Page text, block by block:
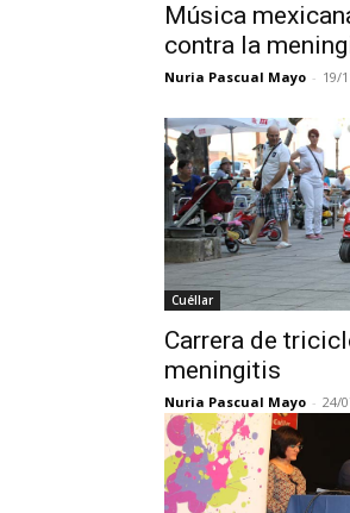
Música
contra la
Nuria Pascual Mayo - 19/
Cuéllar
Carrera de
meningitis
Nuria Pascual Mayo - 24/